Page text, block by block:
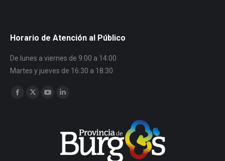
Horario de Atención al Público
De lunes a viernes de 9:00 a 14:00
Martes y jueves de 16:30 a 18:30
Encuéntranos en:
Facebook